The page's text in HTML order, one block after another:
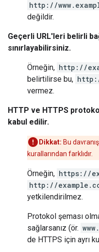
http://
değildir.
Geçerli URL'leri belirli
sınırlayabilirsiniz.
Örneğin, http://
belirtilirse bu,
vermez.
HTTP ve HTTPS
kabul edilir.
Dikkat: Bu
kurallarından farklıdır.
Örneğin, https://
http://
yetkilendirilmez.
Protokol şeması
sağlarsanız (ör.
de HTTPS için ayrı